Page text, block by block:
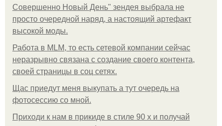
Совершенно Новый День" зендея выбрала не
просто очередной наряд, а настоящий артефакт
высокой моды.
Работа в MLM, то есть сетевой компании сейчас
неразрывно связана с создание своего контента,
своей страницы в соц сетях.
Щас приедут меня выкупать а тут очередь на
фотосессию со мной.
Приходи к нам в прикиде в стиле 90 х и получай